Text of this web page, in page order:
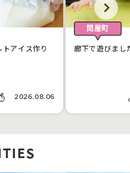
アイス作り
2026.08.06
問屋町
廊下で遊びまし